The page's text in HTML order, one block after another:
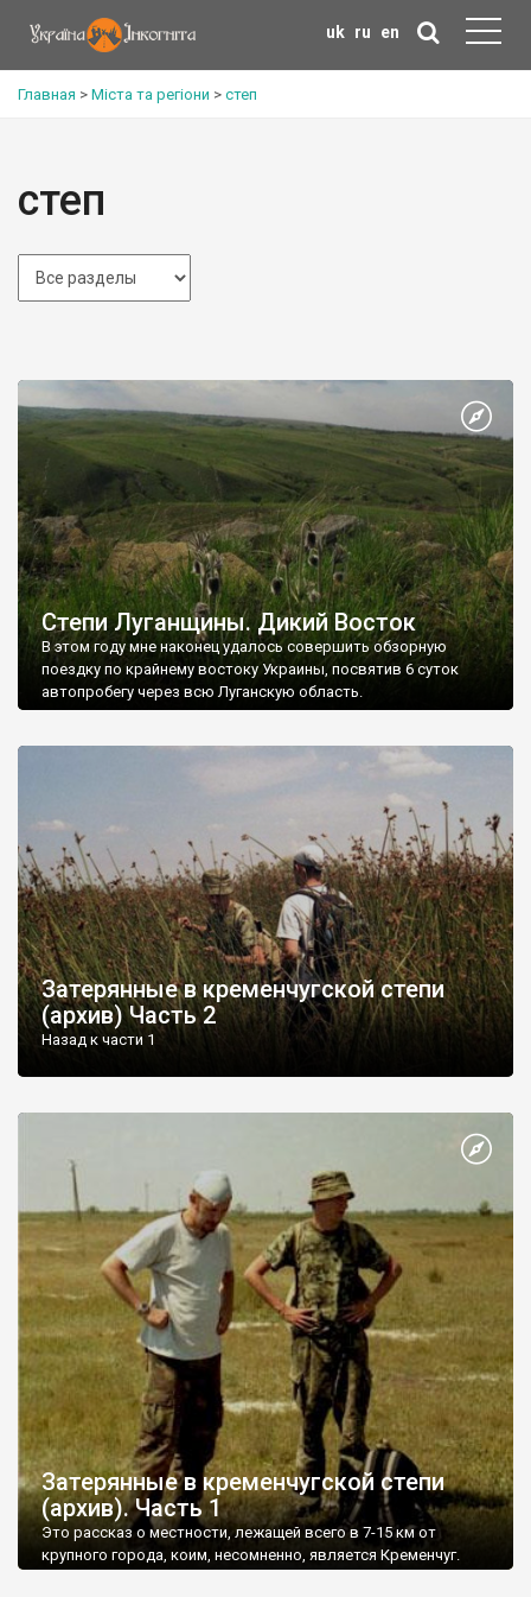
uk ru en
Главная > Міста та регіони > степ
степ
Степи Луганщины. Дикий Восток
В этом году мне наконец удалось совершить обзорную
поездку по крайнему востоку Украины, посвятив 6 суток
автопробегу через всю Луганскую область.
Затерянные в кременчугской степи
(архив) Часть 2
Назад к части 1
Затерянные в кременчугской степи
(архив). Часть 1
Это рассказ о местности, лежащей всего в 7-15 км от
крупного города, коим, несомненно, является Кременчуг.